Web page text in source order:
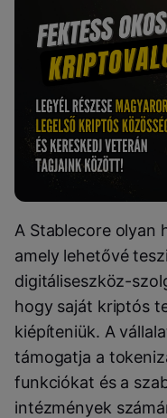
A Stablecore
amely lehetővé
digitáliseszköz-
hogy saját kriptós
kiépíteniük. A
támogatja a
funkciókat és a
intézmények